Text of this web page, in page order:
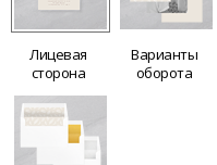
Лицевая
сторона
Варианты
оборота